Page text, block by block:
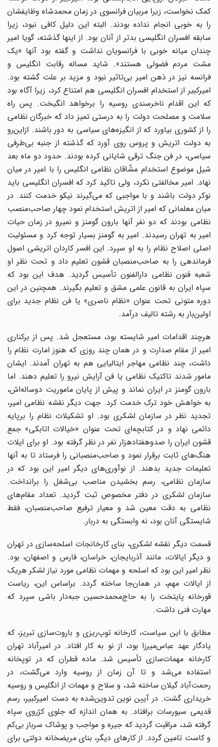
کمک نخواست، زیرا مربیان فرانسوی در زمان محمدشاه وظایفشان
را به خوبی انجام نداده بودند. البته این دلیل کافی نبود، زیرا
سابقه افسران انگلیسی بدتر از آنان بود. از اینها گذشته، گویا امیر
چندان میانه خوبی با فرانسویان نداشت و گفته بود آنها «یک
مشت مردم فضولی هستند». شاید مساله رقابت انگلیس و
فرانسه نیز در ذهن امیر بی‌تاثیر نبود و مزید بر علت گشته بود.
امیرکبیر از استخدام افسران انگلیسی هم امتناع کرد، زیرا آگاه بود
که این اقدام ناخرسندی روسیه را برخواهد انگیخت. پس راه
سلامت و مصلحت دولت را به درستی تمیز داد که خبرگان نظامی
را از کشوری بیاورد که از انگیزه‌های سیاسی به دور باشند. ازاین‌رو
به دولت اتریش و پروس روی آورد که گذشته از جنبه بی‌طرفی
سیاسی، در فن جنگ ترقی شایانی کرده بودند. حدود دو ماه بعد
شیل موضوع استخدام مشّاقان نظامی انگلیس را با امیر در میان
نهاد. امیر مخالفتی نکرد، ولی تاکید کرد که افسران انگلیسی باید
نوکر دولت باشند و با مواجبی که می‌گیرند نیکو خدمت کنند. در
میان معلمانی که امیر از اتریش استخدام نمود چهار صاحب‌منصب
نظامی بودند که دو نفر آنها بارون گومنز و نمیرو در زمان حیات
امیر به تهران رسیدند. امیر به گومنز بسیار توجه کرد و مسئولیت
اصلی اصلاح نظام را به او سپرد. این افسر کاردان اتریشی اصول
فرماندهی را به صاحب‌منصبان قشون تعلیم داد و تحت نظر او
شعبه فنون نظامی دارالفنون تأسیس گردید. هدف این بود که
سپاه ایران به قانون علمی مشق و تعلیم بگیرند. همچنین در این
دوره متونی تحت عنوان «نظام ناصری» یا فن نظام جدید برای
اولین‌بار به رشته تالیف درآمد.
هرچند اقدامات امیر شایسته بود، مستعجل شد. پس از برکناری
امیر از مقام صدارت و در همان چند روزی که هنوز امارت نظام را
داشت، چند نظامی مهاجر ایتالیایی هم به تهران آمدند. ایشان
مامور شدند تاکتیک نظامی یا فن آرایش نیرو را تعلیم دهند. اما
بارون گومنز در ایران نماند و پیش از پایان ماموریت دوساله‌اش،
به خواهش خود ترکِ خدمت کرد. جهت دیگر نقشه نظامی امیر،
تجدید نظر در سازمان لشکری بود. او تشکیلات نظام را برپایه
دائمی نهاد و در کتابچه‌ای تحت عنوان «خیالات اتابکی» جمع
قشون ایران را صدوهفتادهزار نفر در نظر گرفته بود. او برای ایلات
هنگ‌های ثابت برقرار نمود و صاحب‌منصبانی را فرستاد تا به آنها
تعلیمات جدید بدهند. از نوآوری‌های دیگر امیر این بود که در
سازمان نظامی، رسم بخشیدن مناصب بی‌شغل را برانداخت.
سازمان لشکری در دفتر مخصوص ثبت گردید. تعداد مقام‌های
نظامی به دقت معین شد و معیار ترفیع صاحب‌منصبان، فقط
شایستگی آنان بود، نه وابستگی به دربار.
قسمت دیگر نقشه لشکری، بنای کارخانجات اسلحه‌سازی در تهران
و دیگر ایالات، مانند آذربایجان، خراسان، فارس و اصفهان، بود.
نظر امیر این بود که اسلحه و مهمات نظامی مورد نیاز لشکر هریک
از ایالات مهم، در همان‌جا ساخته گردد. بر‌اساس‌ این، ریاست
قورخانه پایتخت را به حاج‌محمدحسین جبه‌دار باشی سپرد که
مهارت فنی داشت.
مطابق با این سیاست، کارخانه توپ‌ریزی و باروت‌سازی تبریز، که
یادگار عهد عباس‌میرزا بود، از نو به کار افتاد. در امیرآباد تهران
کارخانه مهمات‌سازی تأسیس شد. ماده قطران که در توپخانه
استفاده می‌شد و تا آن زمان از روسیه وارد می‌گشت، در
رحمت‌آباد گیلان ساخته شد، و سلاح و مهمات از انگلیس و روسیه
خریداری گشت. در آیین نوین تدوین‌‌شده به دست امیرکبیر، رسم
قدیمی سیورسات برافتاد. به همان اندازه که جلوی کژروی سپاه
گرفته شد، مراقبت گردید که جیره و مواجب و پوشاک سرباز بی‌کم‌
و کاست تامین گردد. از کارهای دیگر، بنای مریضخانه دولتی برای